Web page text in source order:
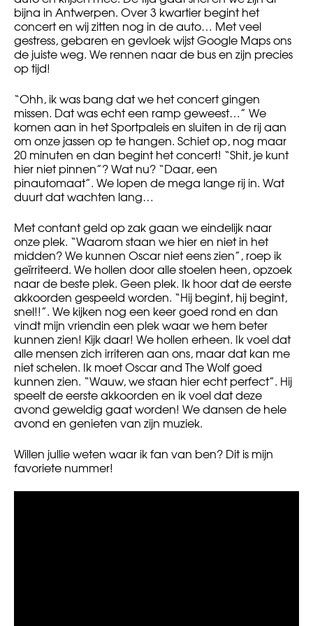
bijna in Antwerpen. Over 3 kwartier begint het
concert en wij zitten nog in de auto… Met veel
gestress, gebaren en gevloek wijst Google Maps ons
de juiste weg. We rennen naar de bus en zijn precies
op tijd!
“Ohh, ik was bang dat we het concert gingen
missen. Dat was echt een ramp geweest…” We
komen aan in het Sportpaleis en sluiten in de rij aan
om onze jassen op te hangen. Schiet op, nog maar
20 minuten en dan begint het concert! “Shit, je kunt
hier niet pinnen”? Wat nu? “Daar, een
pinautomaat”. We lopen de mega lange rij in. Wat
duurt dat wachten lang…
Met contant geld op zak gaan we eindelijk naar
onze plek. “Waarom staan we hier en niet in het
midden? We kunnen Oscar niet eens zien”, roep ik
geïrriteerd. We hollen door alle stoelen heen, opzoek
naar de beste plek. Geen plek. Ik hoor dat de eerste
akkoorden gespeeld worden. “Hij begint, hij begint,
snel!!”. We kijken nog een keer goed rond en dan
vindt mijn vriendin een plek waar we hem beter
kunnen zien! Kijk daar! We hollen erheen. Ik voel dat
alle mensen zich irriteren aan ons, maar dat kan me
niet schelen. Ik moet Oscar and The Wolf goed
kunnen zien. “Wauw, we staan hier echt perfect”. Hij
speelt de eerste akkoorden en ik voel dat deze
avond geweldig gaat worden! We dansen de hele
avond en genieten van zijn muziek.
Willen jullie weten waar ik fan van ben? Dit is mijn
favoriete nummer!